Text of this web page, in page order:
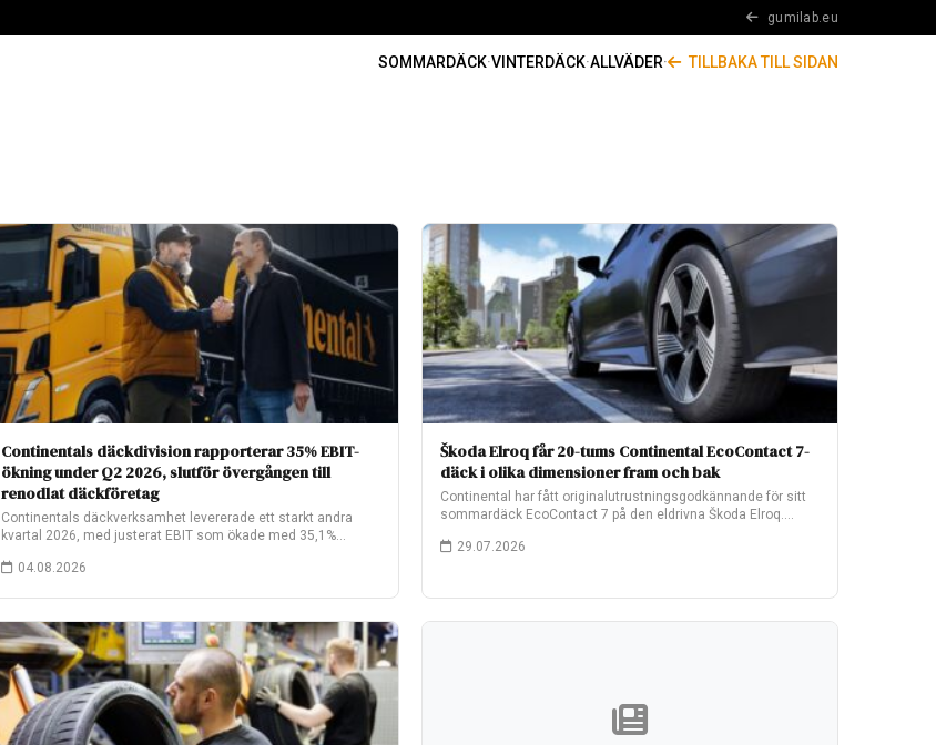
gumilab.eu
SOMMARDÄCK·VINTERDÄCK·ALLVÄDER· TILLBAKA TILL SIDAN
Continentals däckdivision rapporterar 35% EBIT-
ökning under Q2 2026, slutför övergången till
renodlat däckföretag
Continentals däckverksamhet levererade ett starkt andra
kvartal 2026, med justerat EBIT som ökade med 35,1%…
04.08.2026
Škoda Elroq får 20-tums Continental EcoContact 7-
däck i olika dimensioner fram och bak
Continental har fått originalutrustningsgodkännande för sitt
sommardäck EcoContact 7 på den eldrivna Škoda Elroq.
29.07.2026